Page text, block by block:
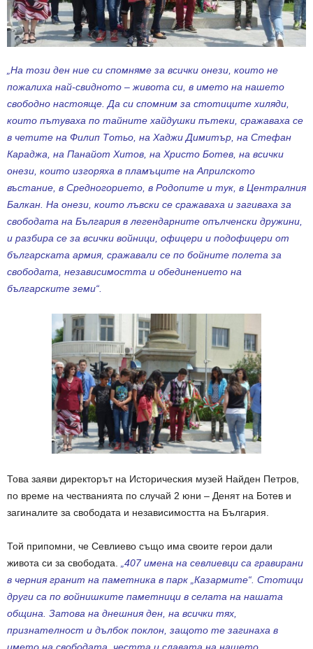
„На този ден ние си спомняме за всички онези, които не
пожалиха най-свидното – живота си, в името на нашето
свободно настояще. Да си спомним за стотиците хиляди,
които пътуваха по тайните хайдушки пътеки, сражаваха се
в четите на Филип Тотьо, на Хаджи Димитър, на Стефан
Караджа, на Панайот Хитов, на Христо Ботев, на всички
онези, които изгоряха в пламъците на Априлското
въстание, в Средногорието, в Родопите и тук, в Централния
Балкан. На онези, които лъвски се сражаваха и загиваха за
свободата на България в легендарните опълченски дружини,
и разбира се за всички войници, офицери и подофицери от
българската армия, сражавали се по бойните полета за
свободата, независимостта и обединението на
българските земи“.
Това заяви директорът на Историческия музей Найден Петров,
по време на честванията по случай 2 юни – Денят на Ботев и
загиналите за свободата и независимостта на България.
Той припомни, че Севлиево също има своите герои дали
живота си за свободата. „407 имена на севлиевци са гравирани
в черния гранит на паметника в парк „Казармите“. Стотици
други са по войнишките паметници в селата на нашата
община. Затова на днешния ден, на всички тях,
признателност и дълбок поклон, защото те загинаха в